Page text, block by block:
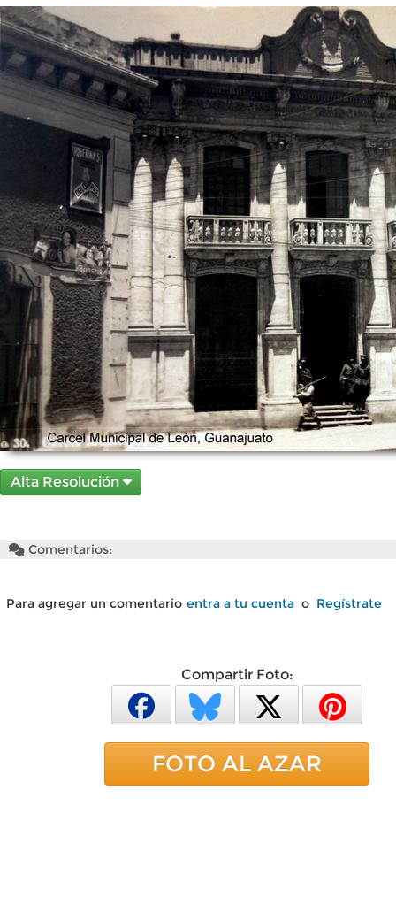
Alta Resolución
Comentarios:
Para agregar un comentario entra a tu cuenta o Regístrate
Compartir Foto:
FOTO AL AZAR